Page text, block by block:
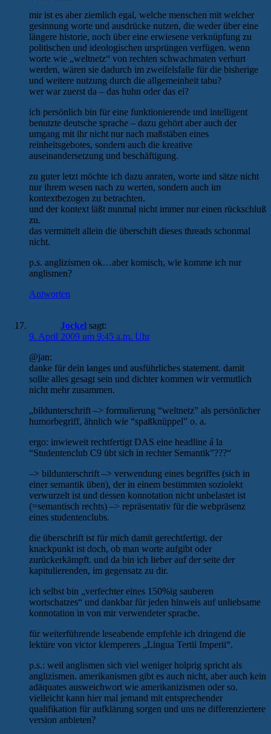
mir ist es aber ziemlich egal, welche menschen mit welcher
gesinnung worte und ausdrücke nutzen, die weder über eine
längere historie, noch über eine erwiesene verknüpfung zu
politischen und ideologischen ursprüngen verfügen. wenn
worte wie „weltnetz“ von rechten schwachmaten verhurt
werden, wären sie dadurch im zweifelsfalle für die bisherige
und weitere nutzung durch die allgemeinheit tabu?
wer war zuerst da – das huhn oder das ei?
ich persönlich bin für eine funktionierende und intelligent
benutzte deutsche sprache – dazu gehört aber auch der
umgang mit ihr nicht nur nach maßstäben eines
reinheitsgebotes, sondern auch die kreative
auseinandersetzung und beschäftigung.
zu guter letzt möchte ich dazu anraten, worte und sätze nicht
nur ihrem wesen nach zu werten, sondern auch im
kontextbezogen zu betrachten.
und der kontext läßt nunmal nicht immer nur einen rückschluß
zu.
das vermittelt allein die überschift dieses threads schonmal
nicht.
p.s. anglizismen ok…aber komisch, wie komme ich nur
anglismen?
Antworten
Jockel sagt:
9. April 2009 um 9:45 a.m. Uhr
@jan:
danke für dein langes und ausführliches statement. damit
sollte alles gesagt sein und dichter kommen wir vermutlich
nicht mehr zusammen.
„bildunterschrift –> formulierung “weltnetz” als persönlicher
humorbegriff, ähnlich wie “spaßknüppel” o. a.
ergo: inwieweit rechtfertigt DAS eine headline á la
“Studentenclub C9 übt sich in rechter Semantik”???“
–> bildunterschrift –> verwendung eines begriffes (sich in
einer semantik üben), der in einem bestimmten soziolekt
verwurzelt ist und dessen konnotation nicht unbelastet ist
(=semantisch rechts) –> repräsentativ für die webpräsenz
eines studentenclubs.
die überschrift ist für mich damit gerechtfertigt. der
knackpunkt ist doch, ob man worte aufgibt oder
zurückerkämpft. und da bin ich lieber auf der seite der
kapitulierenden, im gegensatz zu dir.
ich selbst bin „verfechter eines 150%ig sauberen
wortschatzes“ und dankbar für jeden hinweis auf unliebsame
konnotation in von mir verwendeter sprache.
für weiterführende leseabende empfehle ich dringend die
lektüre von victor klemperers „Lingua Tertii Imperii“.
p.s.: weil anglismen sich viel weniger holprig spricht als
anglizismen. amerikanismen gibt es auch nicht, aber auch kein
adäquates ausweichwort wie amerikanizismen oder so.
vielleicht kann hier mal jemand mit entsprechender
qualifikation für aufklärung sorgen und uns ne differenziertere
version anbieten?